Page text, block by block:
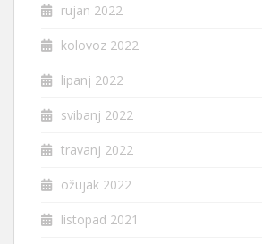
rujan 2022
kolovoz 2022
lipanj 2022
svibanj 2022
travanj 2022
ožujak 2022
listopad 2021